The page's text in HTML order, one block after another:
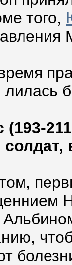
того,
лилась